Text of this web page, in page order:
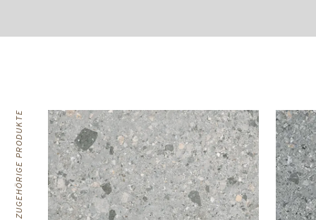
ZUGEHÖRIGE PRODUKTE